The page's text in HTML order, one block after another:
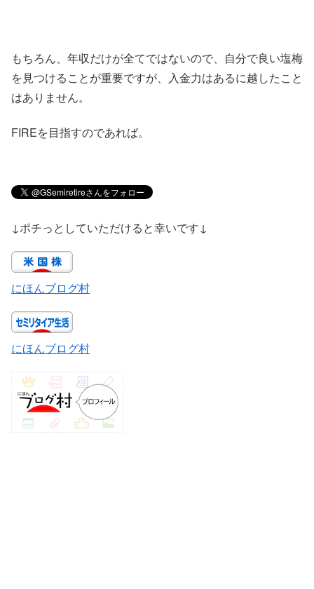
もちろん、年収だけが全てではないので、自分で良い塩梅
を見つけることが重要ですが、入金力はあるに越したこと
はありません。
FIREを目指すのであれば。
↓ポチっとしていただけると幸いです↓
にほんブログ村
にほんブログ村